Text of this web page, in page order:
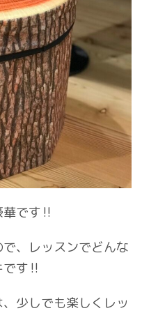
華です‼︎
、レッスンでどんな
です‼︎
少しでも楽しくレッ